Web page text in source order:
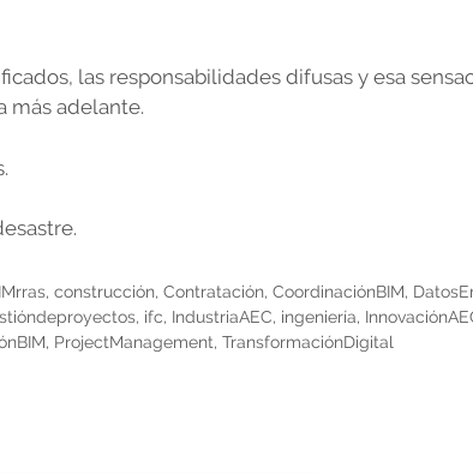
las responsabilidades difusas y esa
más adelante.
, construcción, Contratación, CoordinaciónBIM,
, ifc, IndustriaAEC, ingeniería,
, ProjectManagement, TransformaciónDigital